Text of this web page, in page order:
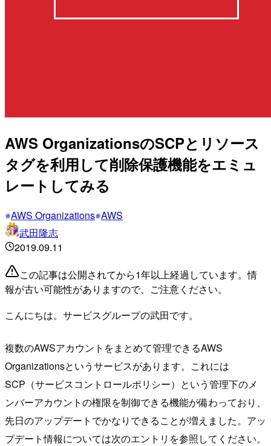
AWS OrganizationsのSCPとリソース
タグを利用して削除保護機能をエミュ
レートしてみる
AWS Organizations AWS
武田隆志
2019.09.11
この記事は公開されてから1年以上経過しています。情
報が古い可能性がありますので、ご注意ください。
こんにちは。サービスグループの武田です。
複数のAWSアカウントをまとめて管理できるAWS
Organizationsというサービスがあります。これには
SCP（サービスコントロールポリシー）という管理下のメ
ンバーアカウントの権限を制御できる機能が備わっており、
先日のアップデートでかなりできることが増えました。アッ
プデート情報については次のエントリを参照してください。